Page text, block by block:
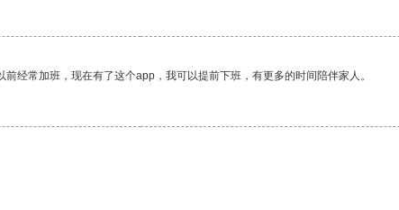
经常加班，现在有了这个app，我可以提前下班，有更多的时间陪伴家人。